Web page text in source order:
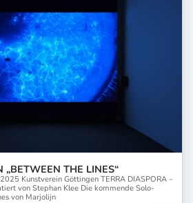
„BETWEEN THE LINES“
Kunstverein Göttingen TERRA DIASPORA –
von Stephan Klee Die kommende Solo-
von Marjolijn